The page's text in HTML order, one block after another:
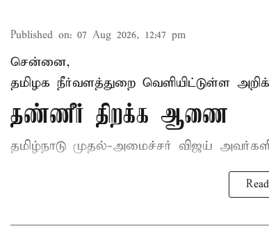
Published on: 07 Aug 2026, 12:47 pm
சென்னை,
தமிழக நீர்வளத்துறை வெளியிட்டுள்ள
தண்ணீர் திறக்க ஆணை
தமிழ்நாடு முதல்-அமைச்சர் விஜய்